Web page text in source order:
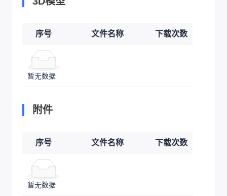
序号 文件名称 下载次数
暂无数据
附件
序号 文件名称 下载次数
暂无数据